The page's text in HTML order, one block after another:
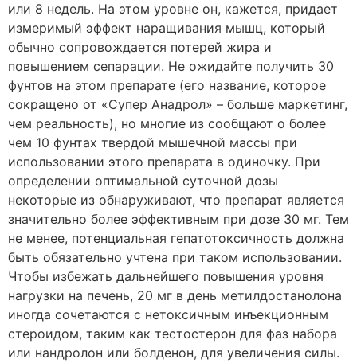
или 8 недель. На этом уровне он, кажется, придает
измеримый эффект наращивания мышц, который
обычно сопровождается потерей жира и
повышением сепарации. Не ожидайте получить 30
фунтов на этом препарате (его название, которое
сокращено от «Супер Анадрол» – больше маркетинг,
чем реальность), но многие из сообщают о более
чем 10 фунтах твердой мышечной массы при
использовании этого препарата в одиночку. При
определении оптимальной суточной дозы
некоторые из обнаруживают, что препарат является
значительно более эффективным при дозе 30 мг. Тем
не менее, потенциальная гепатотоксичность должна
быть обязательно учтена при таком использовании.
Чтобы избежать дальнейшего повышения уровня
нагрузки на печень, 20 мг в день метилдостанолона
иногда сочетаются с нетоксичным инъекционным
стероидом, таким как тестостерон для фаз набора
или нандролон или болденон, для увеличения силы.